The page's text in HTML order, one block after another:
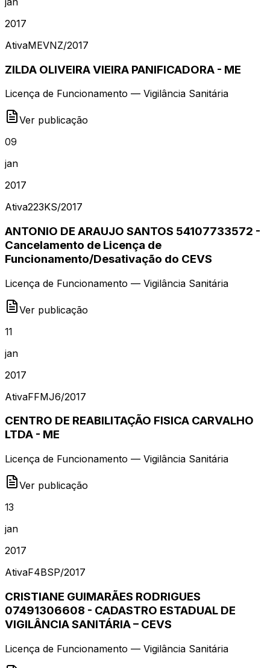
2017
AtivaMEVNZ/2017
ZILDA OLIVEIRA VIEIRA PANIFICADORA - ME
Licença de Funcionamento — Vigilância Sanitária
Ver publicação
09
jan
2017
Ativa223KS/2017
ANTONIO DE ARAUJO SANTOS 54107733572 -
Cancelamento de Licença de
Funcionamento/Desativação do CEVS
Licença de Funcionamento — Vigilância Sanitária
Ver publicação
11
jan
2017
AtivaFFMJ6/2017
CENTRO DE REABILITAÇÃO FISICA CARVALHO
LTDA - ME
Licença de Funcionamento — Vigilância Sanitária
Ver publicação
13
jan
2017
AtivaF4BSP/2017
CRISTIANE GUIMARÃES RODRIGUES
07491306608 - CADASTRO ESTADUAL DE
VIGILÂNCIA SANITÁRIA – CEVS
Licença de Funcionamento — Vigilância Sanitária